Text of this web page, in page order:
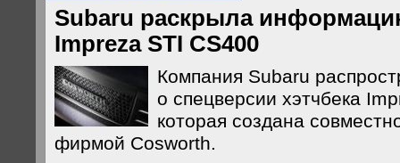
Subaru раскрыла
Impreza STI CS400
Компания Subaru
о спецверсии хэтчбека
которая создана
фирмой Cosworth.